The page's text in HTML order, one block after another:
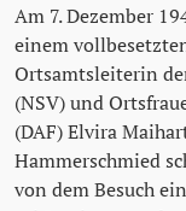
Am 7. Dezember
einem
Ortsamtsleiterin
(NSV) und
(DAF) Elvira
Hammerschmied
von dem Besuch